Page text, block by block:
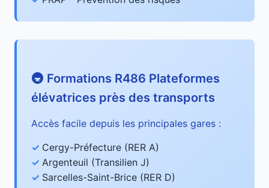
🚇 Formations R486 Plateformes
élévatrices près des transports
Accès facile depuis les principales gares :
Cergy-Préfecture (RER A)
Argenteuil (Transilien J)
Sarcelles-Saint-Brice (RER D)